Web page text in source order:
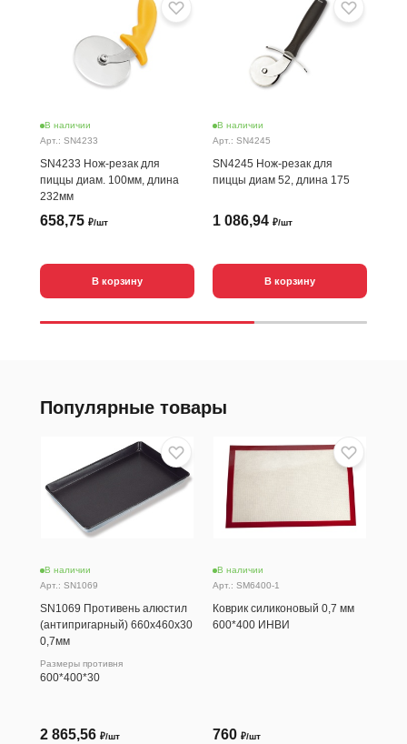
В наличии
Арт.: SN4233
SN4233 Нож-резак для
пиццы диам. 100мм, длина
232мм
658,75 ₽/шт
В корзину
В наличии
Арт.: SN4245
SN4245 Нож-резак для
пиццы диам 52, длина 175
1 086,94 ₽/шт
В корзину
Популярные товары
В наличии
Арт.: SN1069
SN1069 Противень алюстил
(антипригарный) 660х460х30
0,7мм
Размеры противня
600*400*30
2 865,56 ₽/шт
В наличии
Арт.: SM6400-1
Коврик силиконовый 0,7 мм
600*400 ИНВИ
760 ₽/шт